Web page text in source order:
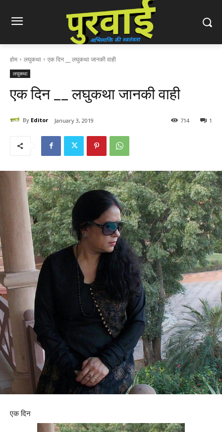
होम लघुकथा एक दिन __ लघुकथा जानकी वाही
लघुकथा
एक दिन __ लघुकथा जानकी वाही
By Editor January 3, 2019 1
714
एक दिन